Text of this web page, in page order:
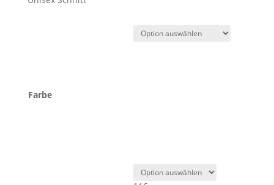
Farbe